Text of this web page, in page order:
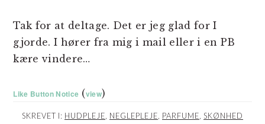
Tak for at deltage. Det er jeg glad for I
gjorde. I hører fra mig i mail eller i en PB
kære vindere…
Like Button Notice (view)
SKREVET I: HUDPLEJE, NEGLEPLEJE, PARFUME, SKØNHED